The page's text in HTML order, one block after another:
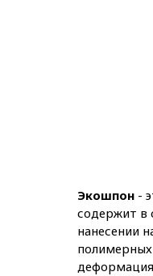
Экошпон -
содержит в
нанесении